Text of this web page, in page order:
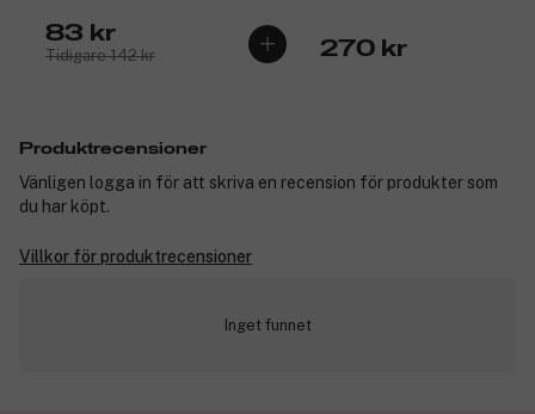
83 kr
Tidigare 142 kr 270 kr
Produktrecensioner
Vänligen logga in för att skriva en recension för produkter som
du har köpt.
Villkor för produktrecensioner
Inget funnet